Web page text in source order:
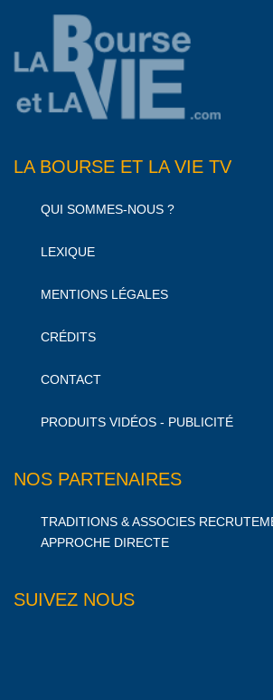
LA BOURSE ET LA VIE TV
QUI SOMMES-NOUS ?
LEXIQUE
MENTIONS LÉGALES
CRÉDITS
CONTACT
PRODUITS VIDÉOS - PUBLICITÉ
NOS PARTENAIRES
TRADITIONS & ASSOCIES
APPROCHE DIRECTE
SUIVEZ NOUS